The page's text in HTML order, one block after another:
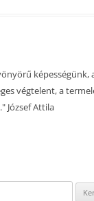
képességünk,
végtelent, a
József Attila